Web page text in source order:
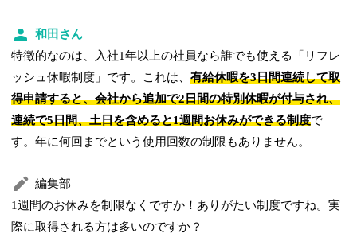
和田さん
特徴的なのは、入社1年以上の社員なら誰でも使える「リフレ
ッシュ休暇制度」です。これは、有給休暇を3日間連続して取
得申請すると、会社から追加で2日間の特別休暇が付与され、
連続で5日間、土日を含めると1週間お休みができる制度で
す。年に何回までという使用回数の制限もありません。
編集部
1週間のお休みを制限なくですか！ありがたい制度ですね。実
際に取得される方は多いのですか？